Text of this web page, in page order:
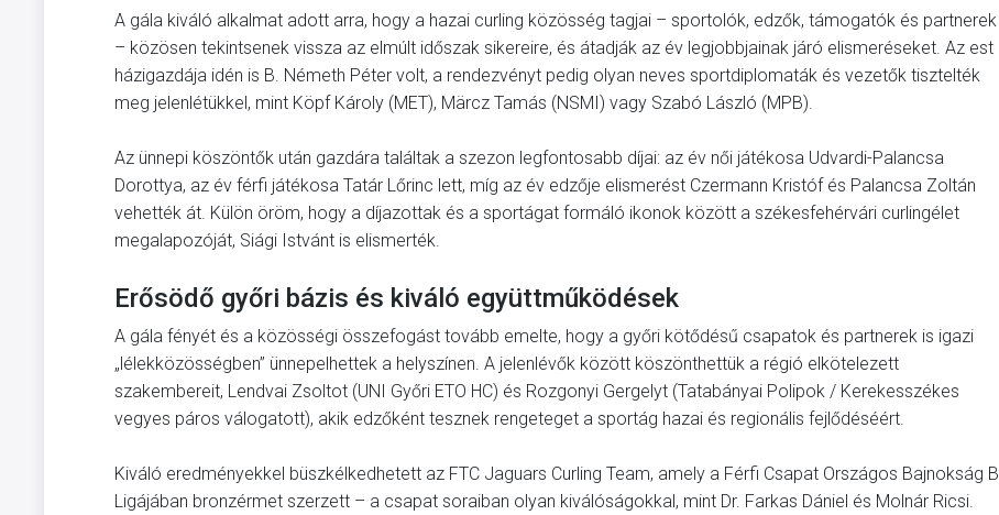
A gála kiváló alkalmat adott arra, hogy a hazai curling közösség tagjai – sportolók, edzők, támogatók és partnerek
– közösen tekintsenek vissza az elmúlt időszak sikereire, és átadják az év legjobbjainak járó elismeréseket. Az est
házigazdája idén is B. Németh Péter volt, a rendezvényt pedig olyan neves sportdiplomaták és vezetők tisztelték
meg jelenlétükkel, mint Köpf Károly (MET), Märcz Tamás (NSMI) vagy Szabó László (MPB).
Az ünnepi köszöntők után gazdára találtak a szezon legfontosabb díjai: az év női játékosa Udvardi-Palancsa
Dorottya, az év férfi játékosa Tatár Lőrinc lett, míg az év edzője elismerést Czermann Kristóf és Palancsa Zoltán
vehették át. Külön öröm, hogy a díjazottak és a sportágat formáló ikonok között a székesfehérvári curlingélet
megalapozóját, Siági Istvánt is elismerték.
Erősödő győri bázis és kiváló együttműködések
A gála fényét és a közösségi összefogást tovább emelte, hogy a győri kötődésű csapatok és partnerek is igazi
„lélekközösségben” ünnepelhettek a helyszínen. A jelenlévők között köszönthettük a régió elkötelezett
szakembereit, Lendvai Zsoltot (UNI Győri ETO HC) és Rozgonyi Gergelyt (Tatabányai Polipok / Kerekesszékes
vegyes páros válogatott), akik edzőként tesznek rengeteget a sportág hazai és regionális fejlődéséért.
Kiváló eredményekkel büszkélkedhetett az FTC Jaguars Curling Team, amely a Férfi Csapat Országos Bajnokság B
Ligájában bronzérmet szerzett – a csapat soraiban olyan kiválóságokkal, mint Dr. Farkas Dániel és Molnár Ricsi.